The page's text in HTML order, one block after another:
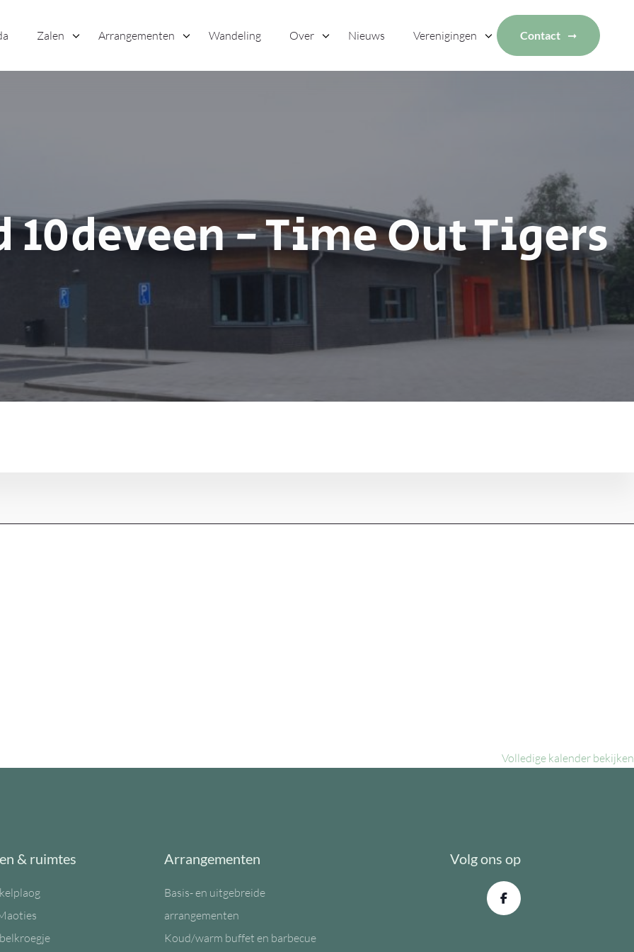
Zalen Arrangementen Wandeling Over Nieuws Verenigingen Contact
- Time Out Tigers
Volledige kalender bekijken
& ruimtes Arrangementen
Basis- en uitgebreide
arrangementen
Koud/warm buffet en barbecue
Volg ons op